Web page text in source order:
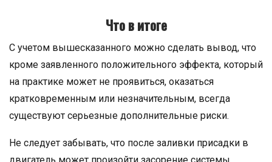
Что в итоге
С учетом вышесказанного можно сделать вывод, что
кроме заявленного положительного эффекта, который
на практике может не проявиться, оказаться
кратковременным или незначительным, всегда
существуют серьезные дополнительные риски.
Не следует забывать, что после заливки присадки в
двигатель может произойти засорение системы